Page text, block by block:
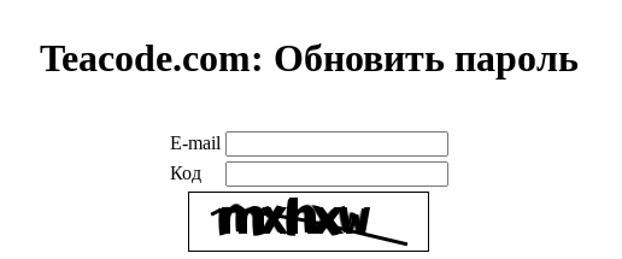
Teacode.com: Обновить пароль
E-mail
Код